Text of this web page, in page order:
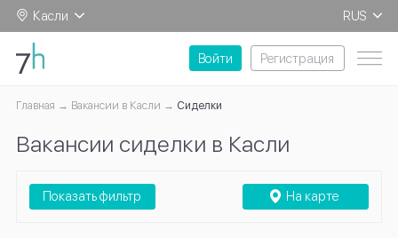
Касли
RUS
EN
Войти
Регистрация
Главная Вакансии в Касли Сиделки
Вакансии сиделки в Касли
На карте
Показать фильтр